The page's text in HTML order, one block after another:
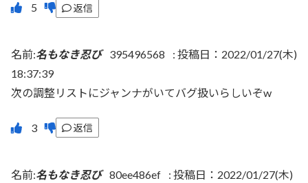
返信
名前:名もなき忍び 395496568 : 投稿日：2022/01/27(木)
18:37:39
次の調整リストにジャンナがいてバグ扱いらしいぞw
返信
名前:名もなき忍び 80ee486ef : 投稿日：2022/01/27(木)